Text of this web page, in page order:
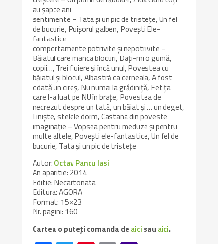
au șapte ani
sentimente – Tata și un pic de tristețe, Un fel
de bucurie, Puișorul galben, Povești Ele-
fantastice
comportamente potrivite și nepotrivite –
Băiatul care mânca blocuri, Dați-mi o gumă,
copii…, Trei fluiere și încă unul, Povestea cu
băiatul și blocul, Albastră ca cerneala, A fost
odată un cireș, Nu numai la grădiniță, Fetița
care l-a luat pe NU în brațe, Povestea de
necrezut despre un tată, un băiat și … un deget,
Liniște, stelele dorm, Castana din poveste
imaginație – Vopsea pentru meduze și pentru
multe altele, Povești ele-fantastice, Un fel de
bucurie, Tata și un pic de tristețe
Autor: Octav Pancu Iasi
An aparitie: 2014
Editie: Necartonata
Editura: AGORA
Format: 15×23
Nr. pagini: 160
Cartea o puteți comanda de aici sau aici.